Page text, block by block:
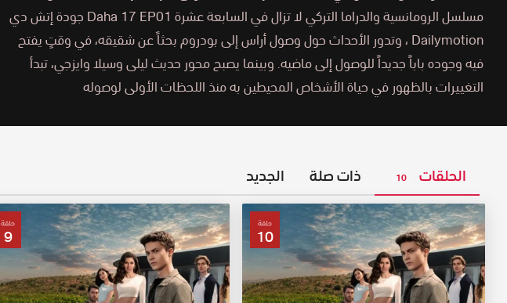
مسلسل الرومانسية والدراما التركي لا تزال في السابعة عشرة Daha 17 EP01 جودة إتش دي
Dailymotion،وتدور الأحداث حول وصول أراس إلى بودروم بحثاً عن شقيقه، في وقتٍ يفتح
فيه وجوده باباً جديداً للوصول إلى ماضيه. وبينما يصبح محور حديث ليلى وسيلا وايزجي، تبدأ
التغييرات بالظهور في حياة الأشخاص المحيطين به منذ اللحظات الأولى لوصوله
الحلقات 10 ذات صلة الجديد
حلقة
10
حلقة
9